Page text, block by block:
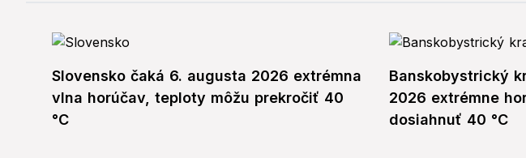
Slovensko čaká 6. augusta 2026 extrémna
vlna horúčav, teploty môžu prekročiť 40
°C
Banskobystrický
2026 extrémne
dosiahnuť 40 °C